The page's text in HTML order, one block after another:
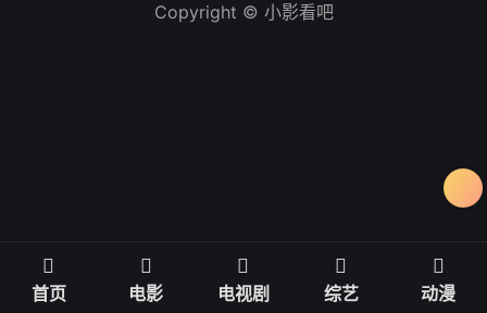
Copyright © 小影看吧
首页 电影 电视剧 综艺 动漫